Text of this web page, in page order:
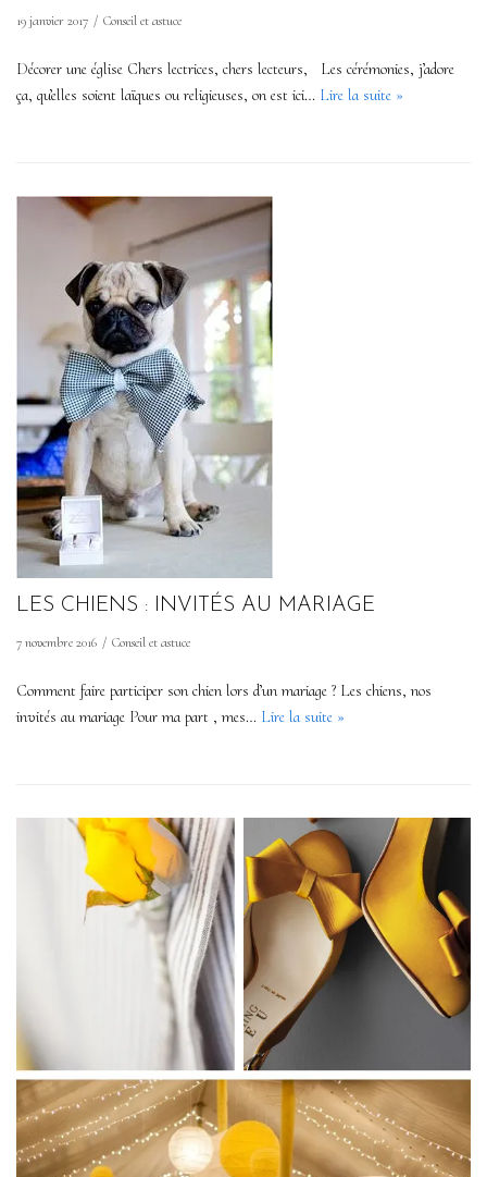
19 janvier 2017 Conseil et astuce
Décorer une église Chers lectrices, chers lecteurs, Les cérémonies, j’adore
ça, qu’elles soient laïques ou religieuses, on est ici… Lire la suite »
LES CHIENS : INVITÉS AU MARIAGE
7 novembre 2016 Conseil et astuce
Comment faire participer son chien lors d’un mariage ? Les chiens, nos
invités au mariage Pour ma part , mes… Lire la suite »